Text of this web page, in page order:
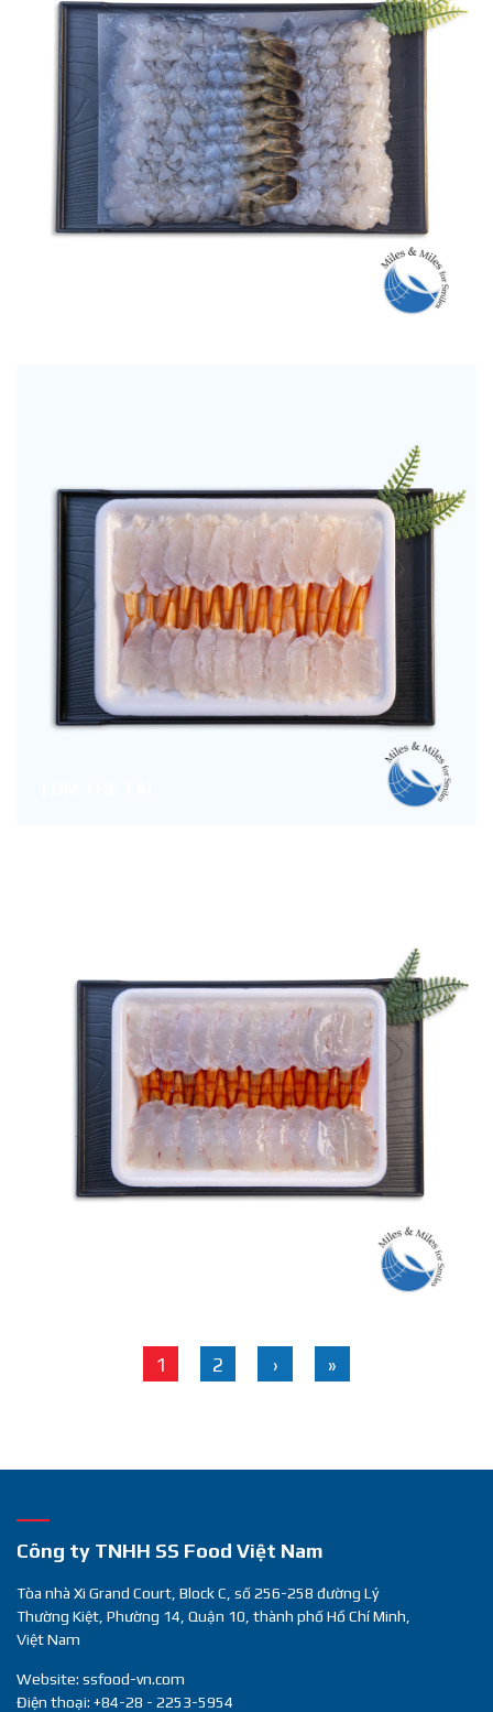
1 2 › »
Công ty TNHH SS Food Việt Nam
Tòa nhà Xi Grand Court, Block C, số 256-258 đường Lý
Thường Kiệt, Phường 14, Quận 10, thành phố Hồ Chí Minh,
Việt Nam
Website: ssfood-vn.com
Điện thoại: +84-28 - 2253-5954